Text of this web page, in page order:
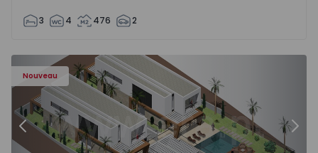
3 4 476 2
Nouveau
1574794 - 6
Maison Jumelée T3 Calheta (Madeira), Fajã da Ovelha -
Précédent